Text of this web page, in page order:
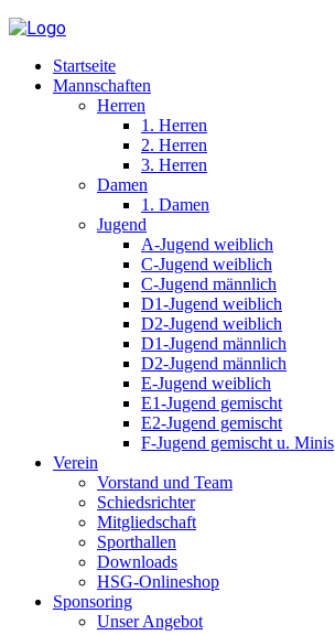
Startseite
Mannschaften
Herren
1. Herren
2. Herren
3. Herren
Damen
1. Damen
Jugend
A-Jugend weiblich
C-Jugend weiblich
C-Jugend männlich
D1-Jugend weiblich
D2-Jugend weiblich
D1-Jugend männlich
D2-Jugend männlich
E-Jugend weiblich
E1-Jugend gemischt
E2-Jugend gemischt
F-Jugend gemischt u. Minis
Verein
Vorstand und Team
Schiedsrichter
Mitgliedschaft
Sporthallen
Downloads
HSG-Onlineshop
Sponsoring
Unser Angebot